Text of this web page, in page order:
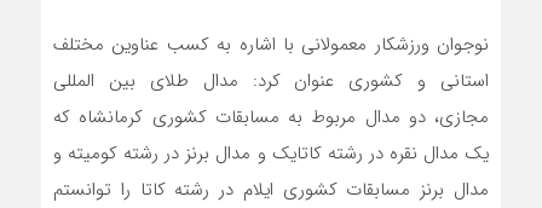
نوجوان ورزشکار معمولانی با اشاره به کسب عناوین مختلف
استانی و کشوری عنوان کرد: مدال طلای بین المللی
مجازی، دو مدال مربوط به مسابقات کشوری کرمانشاه که
یک مدال نقره در رشته کاتایک و مدال برنز در رشته کومیته و
مدال برنز مسابقات کشوری ایلام در رشته کاتا را توانستم